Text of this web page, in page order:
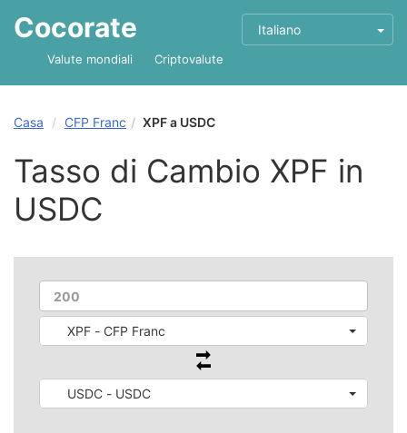
Cocorate Italiano
Valute mondiali Criptovalute
Casa CFP Franc XPF a USDC
Tasso di Cambio XPF in
USDC
XPF - CFP Franc
USDC - USDC